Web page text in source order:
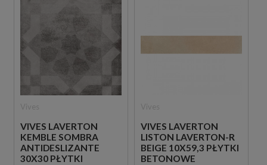
VIVES LAVERTON
KEMBLE SOMBRA
ANTIDESLIZANTE
30X30 PŁYTKI
VIVES LAVERTON
LISTON LAVERTON-R
BEIGE 10X59,3 PŁYTKI
BETONOWE